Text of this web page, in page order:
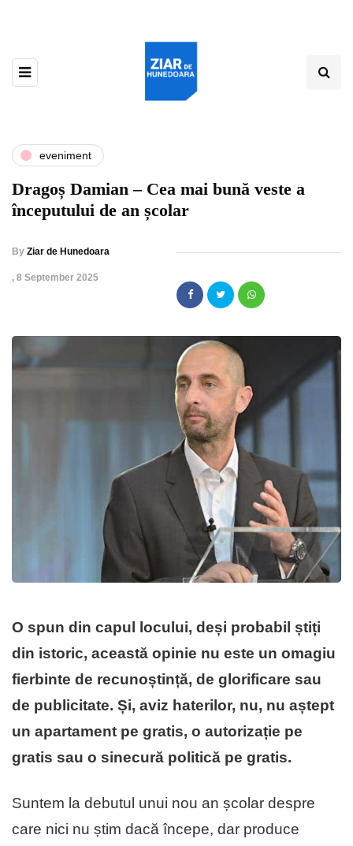
eveniment
Dragoș Damian – Cea mai bună veste a
începutului de an școlar
By Ziar de Hunedoara
, 8 September 2025
O spun din capul locului, deși probabil știți
din istoric, această opinie nu este un omagiu
fierbinte de recunoștință, de glorificare sau
de publicitate. Și, aviz haterilor, nu, nu aștept
un apartament pe gratis, o autorizație pe
gratis sau o sinecură politică pe gratis.
Suntem la debutul unui nou an școlar despre
care nici nu știm dacă începe, dar produce